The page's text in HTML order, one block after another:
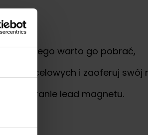
i dlaczego warto go pobrać,
docelowych i zaoferuj swój
pobranie lead magnetu.